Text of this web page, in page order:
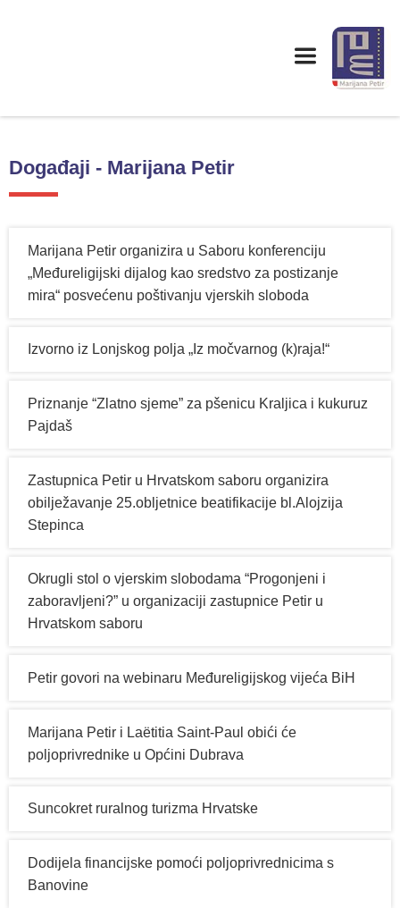
Događaji - Marijana Petir
Marijana Petir organizira u Saboru konferenciju
„Međureligijski dijalog kao sredstvo za postizanje
mira“ posvećenu poštivanju vjerskih sloboda
Izvorno iz Lonjskog polja „Iz močvarnog (k)raja!“
Priznanje “Zlatno sjeme” za pšenicu Kraljica i kukuruz
Pajdaš
Zastupnica Petir u Hrvatskom saboru organizira
obilježavanje 25.obljetnice beatifikacije bl.Alojzija
Stepinca
Okrugli stol o vjerskim slobodama “Progonjeni i
zaboravljeni?” u organizaciji zastupnice Petir u
Hrvatskom saboru
Petir govori na webinaru Međureligijskog vijeća BiH
Marijana Petir i Laëtitia Saint-Paul obići će
poljoprivrednike u Općini Dubrava
Suncokret ruralnog turizma Hrvatske
Dodijela financijske pomoći poljoprivrednicima s
Banovine